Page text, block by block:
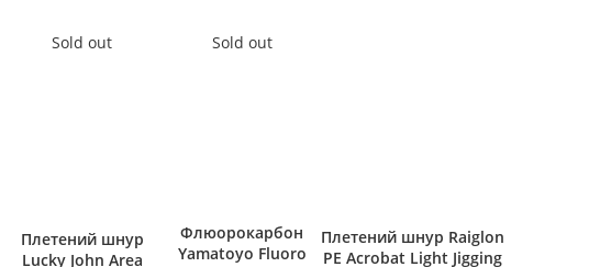
Sold out
ЧИТАТИ ДАЛІ
Плетений шнур
Lucky John Area
Sold out
ЧИТАТИ ДАЛІ
Флюорокарбон
Yamatoyo Fluoro
ДОДАТИ В КОШИК
Плетений шнур Raiglon
PE Acrobat Light Jigging